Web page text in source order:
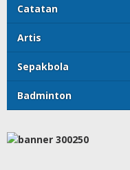
Catatan
Artis
Sepakbola
Badminton